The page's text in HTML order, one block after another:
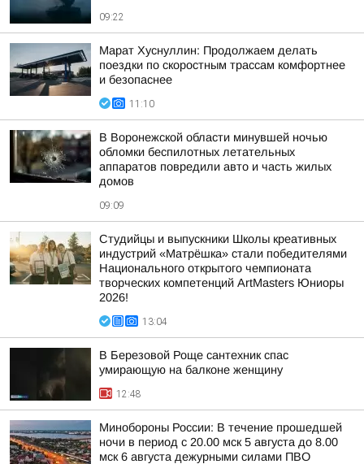
09:22
Марат Хуснуллин: Продолжаем делать
поездки по скоростным трассам комфортнее
и безопаснее
11:10
В Воронежской области минувшей ночью
обломки беспилотных летательных
аппаратов повредили авто и часть жилых
домов
09:09
Студийцы и выпускники Школы креативных
индустрий «Матрёшка» стали победителями
Национального открытого чемпионата
творческих компетенций ArtMasters Юниоры
2026!
13:04
В Березовой Роще сантехник спас
умирающую на балконе женщину
12:48
Минобороны России: В течение прошедшей
ночи в период с 20.00 мск 5 августа до 8.00
мск 6 августа дежурными силами ПВО